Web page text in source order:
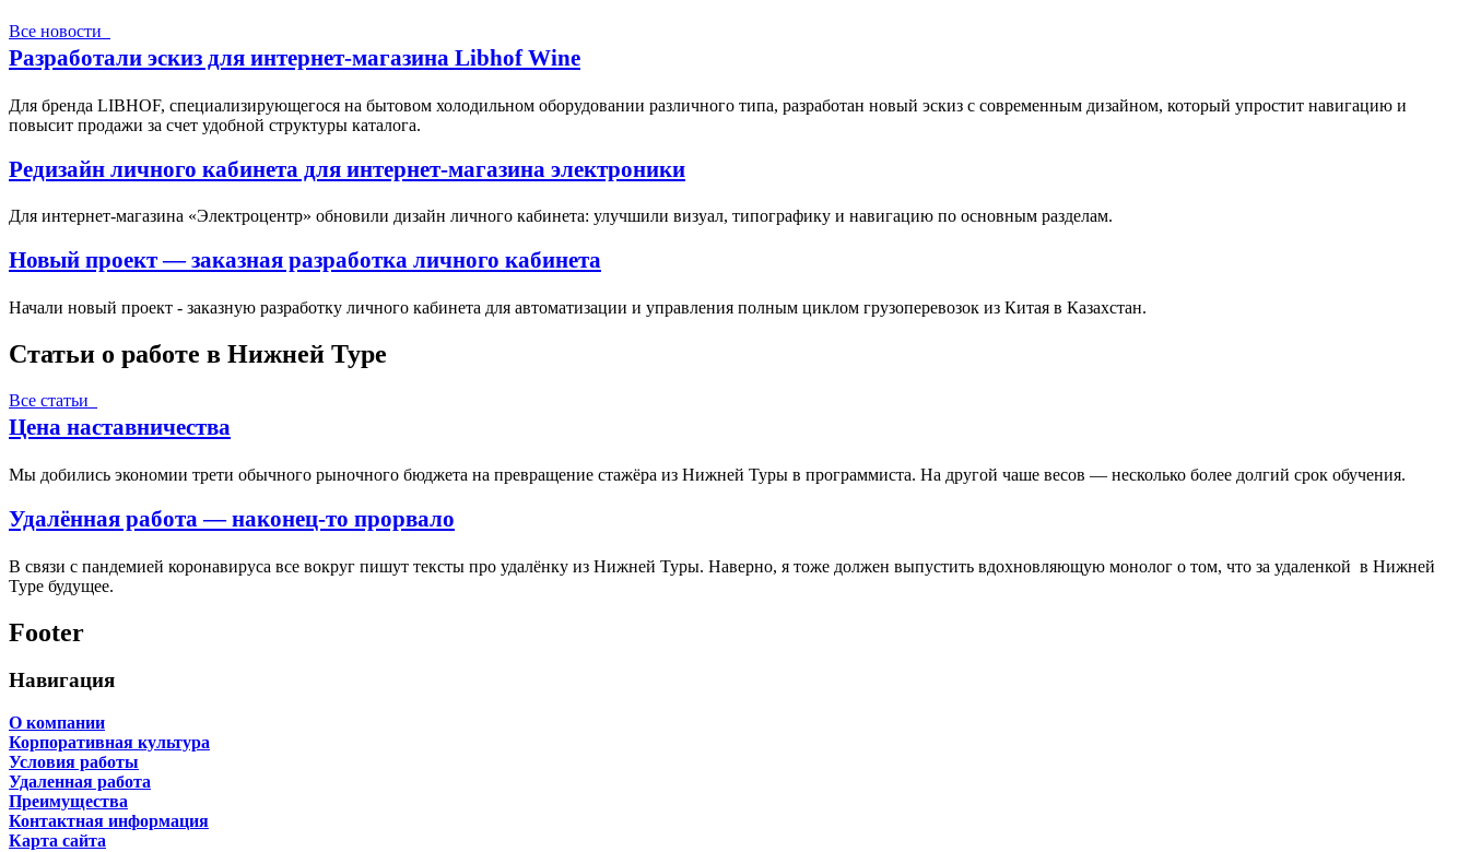
Все новости
Разработали эскиз для интернет-магазина Libhof Wine
Для бренда LIBHOF, специализирующегося на бытовом холодильном оборудовании различного типа, разработан новый эскиз с современным дизайном, который упростит навигацию и
повысит продажи за счет удобной структуры каталога.
Редизайн личного кабинета для интернет-магазина электроники
Для интернет-магазина «Электроцентр» обновили дизайн личного кабинета: улучшили визуал, типографику и навигацию по основным разделам.
Новый проект — заказная разработка личного кабинета
Начали новый проект - заказную разработку личного кабинета для автоматизации и управления полным циклом грузоперевозок из Китая в Казахстан.
Статьи о работе в Нижней Туре
Все статьи
Цена наставничества
Мы добились экономии трети обычного рыночного бюджета на превращение стажёра из Нижней Туры в программиста. На другой чаше весов — несколько более долгий срок обучения.
Удалённая работа — наконец-то прорвало
В связи с пандемией коронавируса все вокруг пишут тексты про удалёнку из Нижней Туры. Наверно, я тоже должен выпустить вдохновляющую монолог о том, что за удаленкой в Нижней
Туре будущее.
Footer
Навигация
О компании
Корпоративная культура
Условия работы
Удаленная работа
Преимущества
Контактная информация
Карта сайта